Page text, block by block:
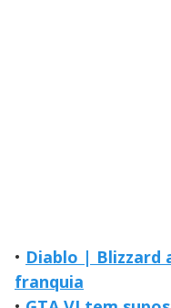
• Diablo | Blizzard
franquia